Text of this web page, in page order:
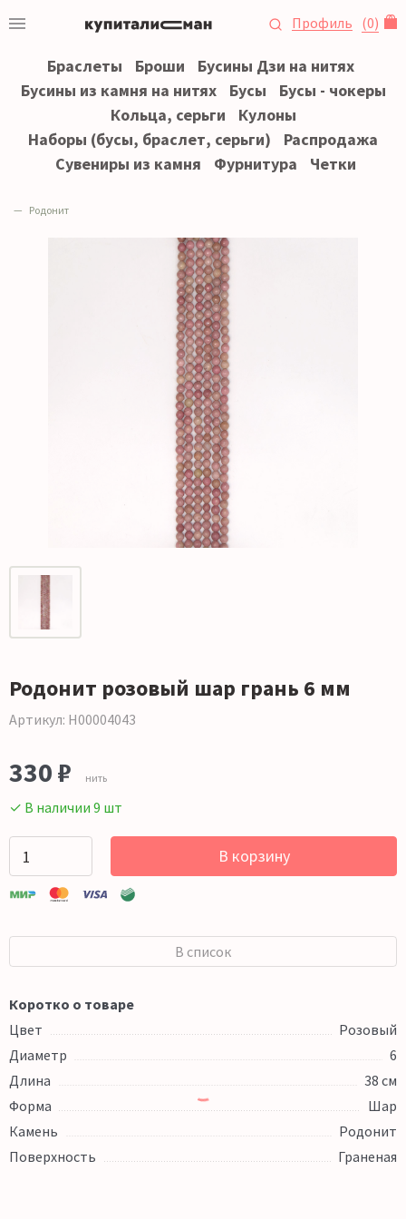
Профиль (0)
Браслеты Броши
Бусины Дзи на нитях
Бусины из камня на нитях
Бусы
Бусы - чокеры
Кольца, серьги
Кулоны
Наборы (бусы, браслет, серьги)
Распродажа
Сувениры из камня
Фурнитура Четки
Родонит
Родонит розовый шар грань 6 мм
Артикул: Н00004043
330 ₽ нить
✓ В наличии 9 шт
В корзину
В список
Коротко о товаре
Цвет
Розовый
Диаметр
6
Длина
38 см
Форма
Шар
Камень
Родонит
Поверхность
Граненая